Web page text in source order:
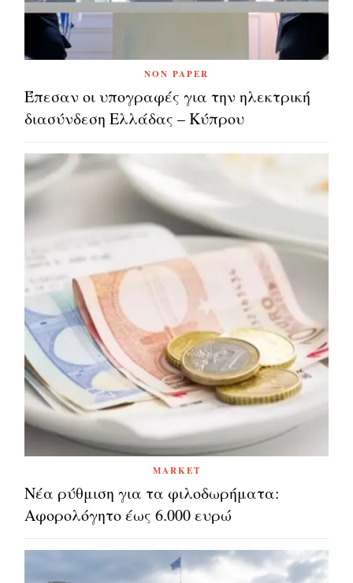
NON PAPER
Έπεσαν οι υπογραφές για την ηλεκτρική
διασύνδεση Ελλάδας – Κύπρου
MARKET
Νέα ρύθμιση για τα φιλοδωρήματα:
Αφορολόγητο έως 6.000 ευρώ